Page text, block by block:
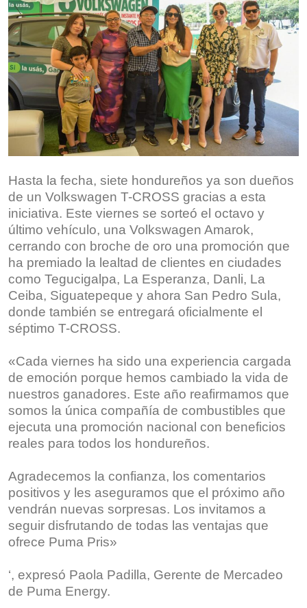
Hasta la fecha, siete hondureños ya son dueños
de un Volkswagen T-CROSS gracias a esta
iniciativa. Este viernes se sorteó el octavo y
último vehículo, una Volkswagen Amarok,
cerrando con broche de oro una promoción que
ha premiado la lealtad de clientes en ciudades
como Tegucigalpa, La Esperanza, Danli, La
Ceiba, Siguatepeque y ahora San Pedro Sula,
donde también se entregará oficialmente el
séptimo T-CROSS.
«Cada viernes ha sido una experiencia cargada
de emoción porque hemos cambiado la vida de
nuestros ganadores. Este año reafirmamos que
somos la única compañía de combustibles que
ejecuta una promoción nacional con beneficios
reales para todos los hondureños.
Agradecemos la confianza, los comentarios
positivos y les aseguramos que el próximo año
vendrán nuevas sorpresas. Los invitamos a
seguir disfrutando de todas las ventajas que
ofrece Puma Pris»
‘, expresó Paola Padilla, Gerente de Mercadeo
de Puma Energy.